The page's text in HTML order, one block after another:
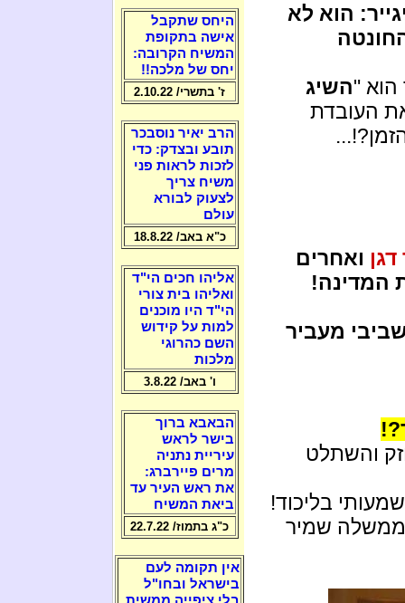
הוא לא
"השיג
העובדת
ואחרים
המדינה!
מעביר
והשתלט
בליכוד!
שמיר
היחס שתקבל
אישה בתקופת
המשיח הקרובה:
יחס של מלכה!!
ז' בתשרי/ 2.10.22
הרב יאיר נוסבכר
תובע ובצדק: כדי
לזכות לראות פני
משיח צריך
לצעוק לבורא
עולם
כ"א באב/ 18.8.22
אליהו חכים הי"ד
ואליהו בית צורי
הי"ד היו מוכנים
למות על קידוש
השם כהרוגי
מלכות
ו' באב/ 3.8.22
הבאבא ברוך
בישר לראש
עיריית נתניה
מרים פיירברג:
את ראש העיר עד
ביאת המשיח
כ"ג בתמוז/ 22.7.22
אין תקומה לעם
בישראל ובחו"ל